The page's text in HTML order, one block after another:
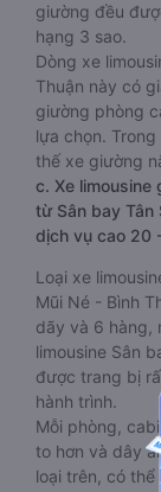
giường đều
hạng 3 sao.
Dòng xe
Thuận này có
giường phòng
lựa chọn.
thế xe giường
c. Xe limousine
từ Sân bay Tân
dịch vụ cao 20
Loại xe
Mũi Né - Bình
dãy và 6 hàng,
limousine Sân
được trang bị
hành trình.
Mỗi phòng,
to hơn và dây
loại trên, có